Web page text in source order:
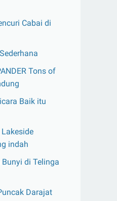
Cabai di
Tons of
Baik itu
indah
di Telinga
Darajat